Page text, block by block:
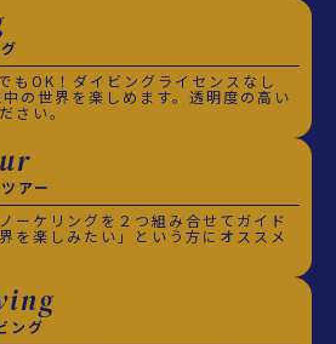
もOK！ダイビングライセンスなし
の世界を楽しめます。透明度の高い
さい。
アー
ーケリングを２つ組み合せてガイド
を楽しみたい」という方にオススメ
ング